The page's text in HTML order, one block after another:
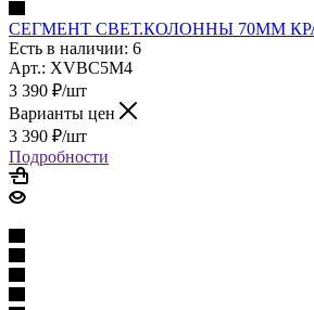
СЕГМЕНТ СВЕТ.КОЛОННЫ 70ММ
Есть в наличии: 6
Арт.: XVBC5M4
3 390 ₽/шт
Варианты цен
3 390 ₽/шт
Подробности